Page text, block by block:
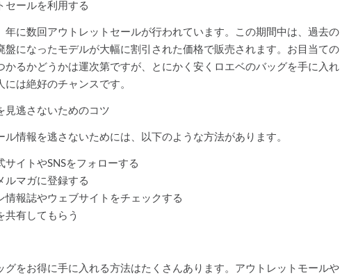
セールを利用する
年に数回アウトレットセールが行われています。この期間中は、過去の
盤になったモデルが大幅に割引された価格で販売されます。お目当ての
かるかどうかは運次第ですが、とにかく安くロエベのバッグを手に入れ
には絶好のチャンスです。
見逃さないためのコツ
ル情報を逃さないためには、以下のような方法があります。
サイトやSNSをフォローする
ルマガに登録する
情報誌やウェブサイトをチェックする
共有してもらう
グをお得に手に入れる方法はたくさんあります。アウトレットモールや